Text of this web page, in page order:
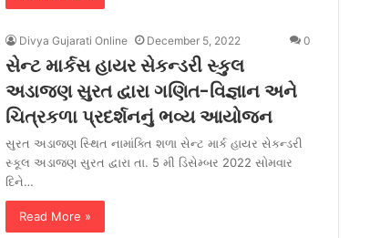
Divya Gujarati Online December 5, 2022 0
સેન્ટ માર્કસ હાયર સેકન્ડરી સ્કુલ
અડાજણ સુરત દ્વારા ગણિત-વિજ્ઞાન અને
ચિત્રકળા પ્રદર્શનનું ભવ્ય આયોજન
સુરત અડાજણ સ્થિત નામાંક્તિ શળા સેન્ટ માર્ક હાયર સેકન્ડરી
સ્કૂલ અડાજણ સુરત દ્વારા તા. 5 મી ડિસેમ્બર 2022 સોમવાર
દિને…
Read More »